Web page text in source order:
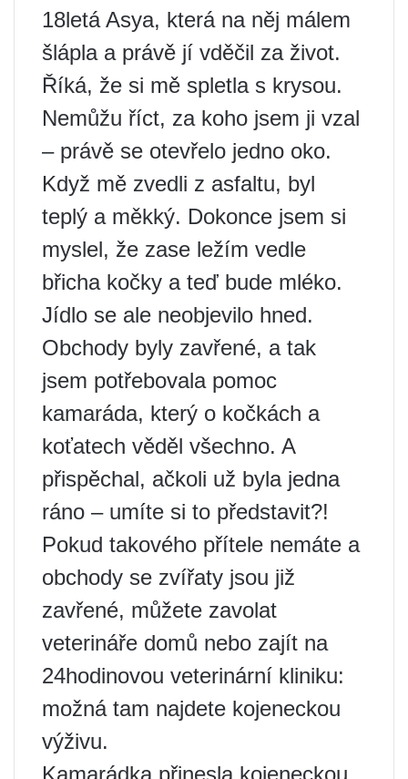
18letá Asya, která na něj málem
šlápla a právě jí vděčil za život.
Říká, že si mě spletla s krysou.
Nemůžu říct, za koho jsem ji vzal
– právě se otevřelo jedno oko.
Když mě zvedli z asfaltu, byl
teplý a měkký. Dokonce jsem si
myslel, že zase ležím vedle
břicha kočky a teď bude mléko.
Jídlo se ale neobjevilo hned.
Obchody byly zavřené, a tak
jsem potřebovala pomoc
kamaráda, který o kočkách a
koťatech věděl všechno. A
přispěchal, ačkoli už byla jedna
ráno – umíte si to představit?!
Pokud takového přítele nemáte a
obchody se zvířaty jsou již
zavřené, můžete zavolat
veterináře domů nebo zajít na
24hodinovou veterinární kliniku:
možná tam najdete kojeneckou
výživu.
Kamarádka přinesla kojeneckou